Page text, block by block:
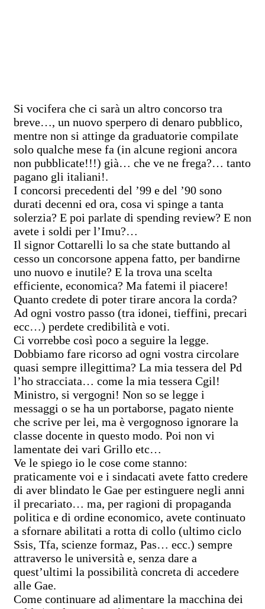
Si vocifera che ci sarà un altro concorso tra
breve…, un nuovo sperpero di denaro pubblico,
mentre non si attinge da graduatorie compilate
solo qualche mese fa (in alcune regioni ancora
non pubblicate!!!) già… che ve ne frega?… tanto
pagano gli italiani!.
I concorsi precedenti del ’99 e del ’90 sono
durati decenni ed ora, cosa vi spinge a tanta
solerzia? E poi parlate di spending review? E non
avete i soldi per l’Imu?…
Il signor Cottarelli lo sa che state buttando al
cesso un concorsone appena fatto, per bandirne
uno nuovo e inutile? E la trova una scelta
efficiente, economica? Ma fatemi il piacere!
Quanto credete di poter tirare ancora la corda?
Ad ogni vostro passo (tra idonei, tieffini, precari
ecc…) perdete credibilità e voti.
Ci vorrebbe così poco a seguire la legge.
Dobbiamo fare ricorso ad ogni vostra circolare
quasi sempre illegittima? La mia tessera del Pd
l’ho stracciata… come la mia tessera Cgil!
Ministro, si vergogni! Non so se legge i
messaggi o se ha un portaborse, pagato niente
che scrive per lei, ma è vergognoso ignorare la
classe docente in questo modo. Poi non vi
lamentate dei vari Grillo etc…
Ve le spiego io le cose come stanno:
praticamente voi e i sindacati avete fatto credere
di aver blindato le Gae per estinguere negli anni
il precariato… ma, per ragioni di propaganda
politica e di ordine economico, avete continuato
a sfornare abilitati a rotta di collo (ultimo ciclo
Ssis, Tfa, scienze formaz, Pas… ecc.) sempre
attraverso le università e, senza dare a
quest’ultimi la possibilità concreta di accedere
alle Gae.
Come continuare ad alimentare la macchina dei